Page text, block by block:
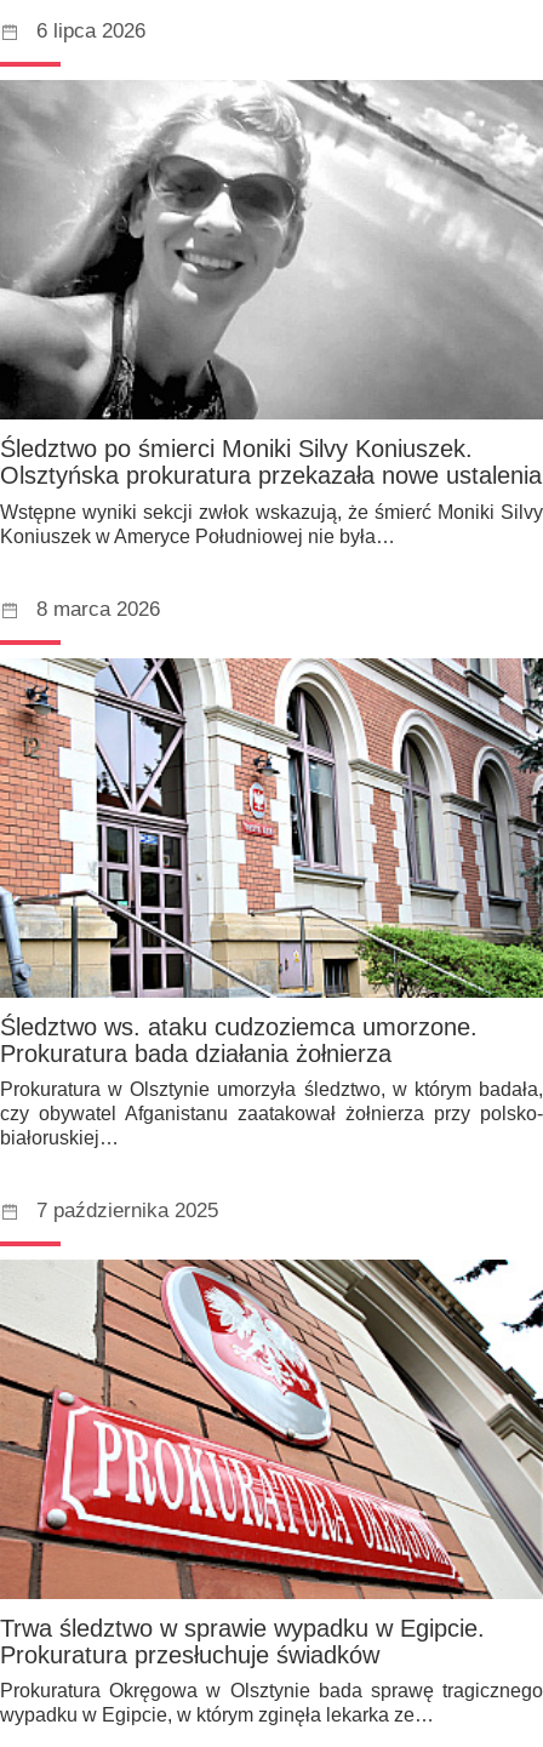
6 lipca 2026
Śledztwo po śmierci Moniki Silvy Koniuszek.
Olsztyńska prokuratura przekazała nowe ustalenia
Wstępne wyniki sekcji zwłok wskazują, że śmierć Moniki Silvy
Koniuszek w Ameryce Południowej nie była…
8 marca 2026
Śledztwo ws. ataku cudzoziemca umorzone.
Prokuratura bada działania żołnierza
Prokuratura w Olsztynie umorzyła śledztwo, w którym badała,
czy obywatel Afganistanu zaatakował żołnierza przy polsko-
białoruskiej…
7 października 2025
Trwa śledztwo w sprawie wypadku w Egipcie.
Prokuratura przesłuchuje świadków
Prokuratura Okręgowa w Olsztynie bada sprawę tragicznego
wypadku w Egipcie, w którym zginęła lekarka ze…